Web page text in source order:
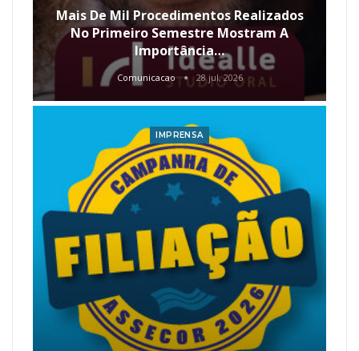
Mais De Mil Procedimentos Realizados
No Primeiro Semestre Mostram A
Importância…
Comunicacao 28 jul, 2026
IMPRENSA